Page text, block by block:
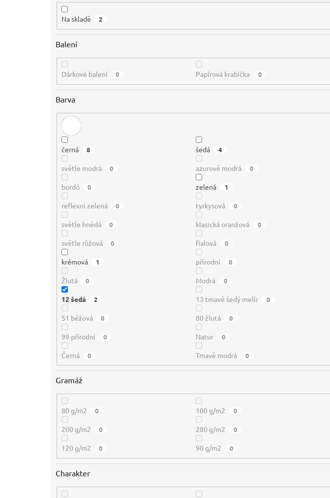
Na skladě 2
Balení
Dárkové balení 0 Papírová krabička 0
Barva
černá 8 šedá 4
světle modrá 0 azurově modrá 0
bordó 0 zelená 1
reflexni zelená 0 tyrkysová 0
světle hnědá 0 klasická oranžová 0
světle růžová 0 fialová 0
krémová 1 přírodní 0
Žlutá 0 Modrá 0
12 šedá 2 13 tmavě šedý melír 0
51 béžová 0 80 žlutá 0
99 přírodní 0 Natur 0
Černá 0 Tmavě modrá 0
Gramáž
80 g/m2 0 100 g/m2 0
200 g/m2 0 280 g/m2 0
120 g/m2 0 90 g/m2 0
Charakter